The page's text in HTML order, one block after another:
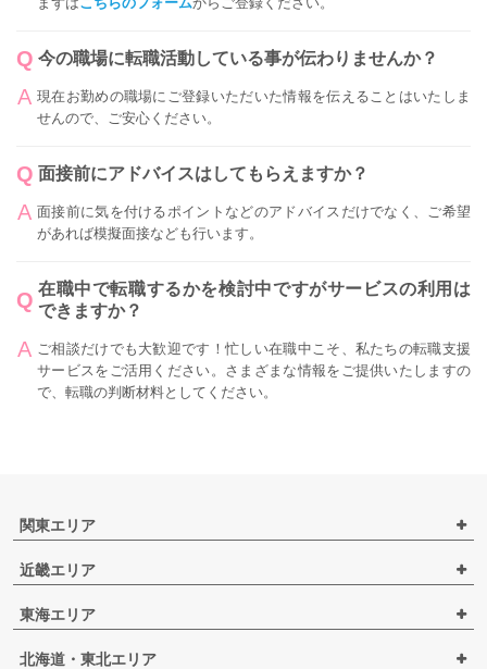
今の職場に転職活動している事が伝わりませんか？
現在お勤めの職場にご登録いただいた情報を伝えることはいたしま
せんので、ご安心ください。
面接前にアドバイスはしてもらえますか？
面接前に気を付けるポイントなどのアドバイスだけでなく、ご希望
があれば模擬面接なども行います。
在職中で転職するかを検討中ですがサービスの利用は
できますか？
ご相談だけでも大歓迎です！忙しい在職中こそ、私たちの転職支援
サービスをご活用ください。さまざまな情報をご提供いたしますの
で、転職の判断材料としてください。
関東エリア
近畿エリア
東海エリア
北海道・東北エリア